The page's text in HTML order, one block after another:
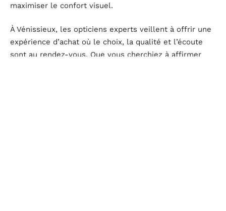
maximiser le confort visuel.
À Vénissieux, les opticiens experts veillent à offrir une
expérience d’achat où le choix, la qualité et l’écoute
sont au rendez-vous. Que vous cherchiez à affirmer